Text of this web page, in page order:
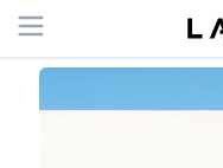
Open menu